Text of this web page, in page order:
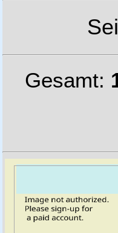
Gesamt: